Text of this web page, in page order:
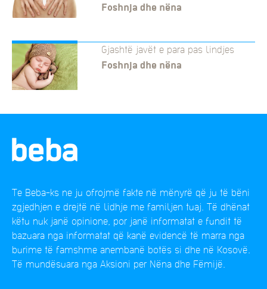
Foshnja dhe nëna
Gjashtë javët e para pas lindjes
Foshnja dhe nëna
Te Beba-ks ne ju ofrojmë fakte në mënyrë që ju të bëni
zgjedhjen e drejtë në lidhje me familjen tuaj. Të dhënat
këtu nuk janë opinione, por janë informatat e fundit të
bazuara nga informatat që kanë evidencë të marra nga
burime të famshme anembanë botës si dhe në Kosovë.
Të mundësuara nga Aksioni per Nëna dhe Fëmijë.